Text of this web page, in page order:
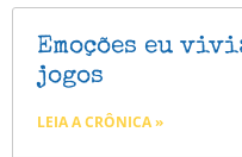
Emoções eu
jogos
LEIA A CRÔNICA »